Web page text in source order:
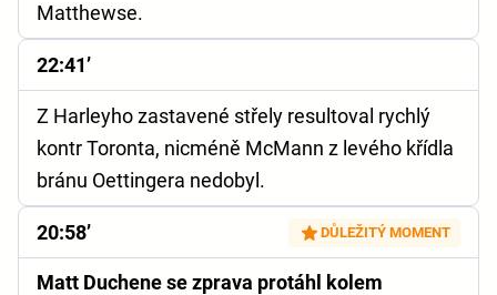
Matthewse.
22:41’
Z Harleyho zastavené střely resultoval rychlý
kontr Toronta, nicméně McMann z levého křídla
bránu Oettingera nedobyl.
20:58’ DŮLEŽITÝ MOMENT
Matt Duchene se zprava protáhl kolem